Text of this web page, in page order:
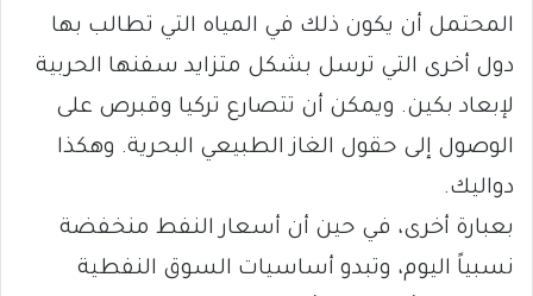
المحتمل أن يكون ذلك في المياه التي تطالب بها
دول أخرى التي ترسل بشكل متزايد سفنها الحربية
لإبعاد بكين. ويمكن أن تتصارع تركيا وقبرص على
الوصول إلى حقول الغاز الطبيعي البحرية. وهكذا
دواليك.
بعبارة أخرى، في حين أن أسعار النفط منخفضة
نسبياً اليوم، وتبدو أساسيات السوق النفطية